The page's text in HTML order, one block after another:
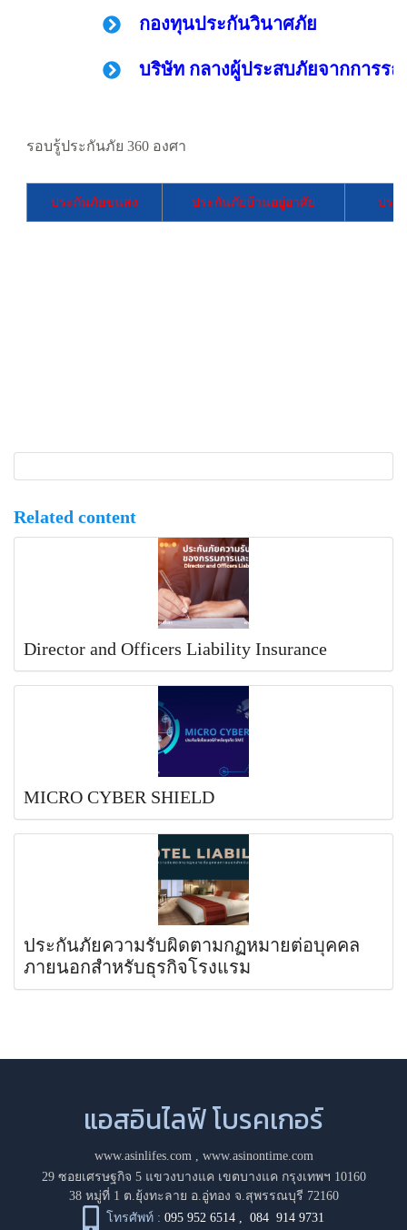
กองทุนประกันวินาศภัย
บริษัท กลางผู้ประสบภัยจากการรถ
รอบรู้ประกันภัย 360 องศา
ประกันภัยขนส่ง ประกันภัยบ้านอยู่อาศัย ประ
Related content
Director and Officers Liability Insurance
MICRO CYBER SHIELD
ประกันภัยความรับผิดตามกฏหมายต่อบุคคล
ภายนอกสำหรับธุรกิจโรงแรม
แอสอินไลฟ์ โบรคเกอร์
www.asinlifes.com
www.asinontime.com
29 ซอยเศรษฐกิจ 5 แขวงบางแค เขตบางแค กรุงเทพฯ 10160
38 หมู่ที่ 1 ต.ยุ้งทะลาย อ.อู่ทอง จ.สุพรรณบุรี 72160
โทรศัพท์ : 095 952 6514 ,084 914 9731